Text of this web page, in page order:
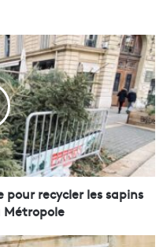
pour recycler les sapins
Métropole